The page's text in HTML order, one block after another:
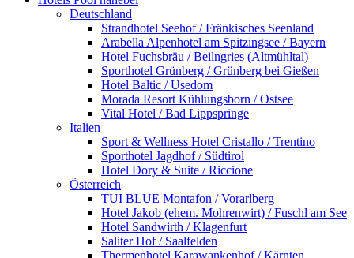
Deutschland
Strandhotel Seehof / Fränkisches Seenland
Arabella Alpenhotel am Spitzingsee / Bayern
Hotel Fuchsbräu / Beilngries (Altmühltal)
Sporthotel Grünberg / Grünberg bei Gießen
Hotel Baltic / Usedom
Morada Resort Kühlungsborn / Ostsee
Vital Hotel / Bad Lippspringe
Italien
Sport & Wellness Hotel Cristallo / Trentino
Sporthotel Jagdhof / Südtirol
Hotel Dory & Suite / Riccione
Österreich
TUI BLUE Montafon / Vorarlberg
Hotel Jakob (ehem. Mohrenwirt) / Fuschl am See
Hotel Sandwirth / Klagenfurt
Saliter Hof / Saalfelden
Thermenhotel Karawankenhof / Kärnten